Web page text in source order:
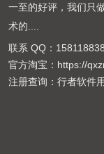
一至的好评，我们只
术的
联系 QQ：
官方淘宝： https://
注册查询： 行者软件